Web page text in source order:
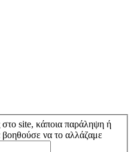
στο site, κάποια παράληψη ή
βοηθούσε να το αλλάζαμε